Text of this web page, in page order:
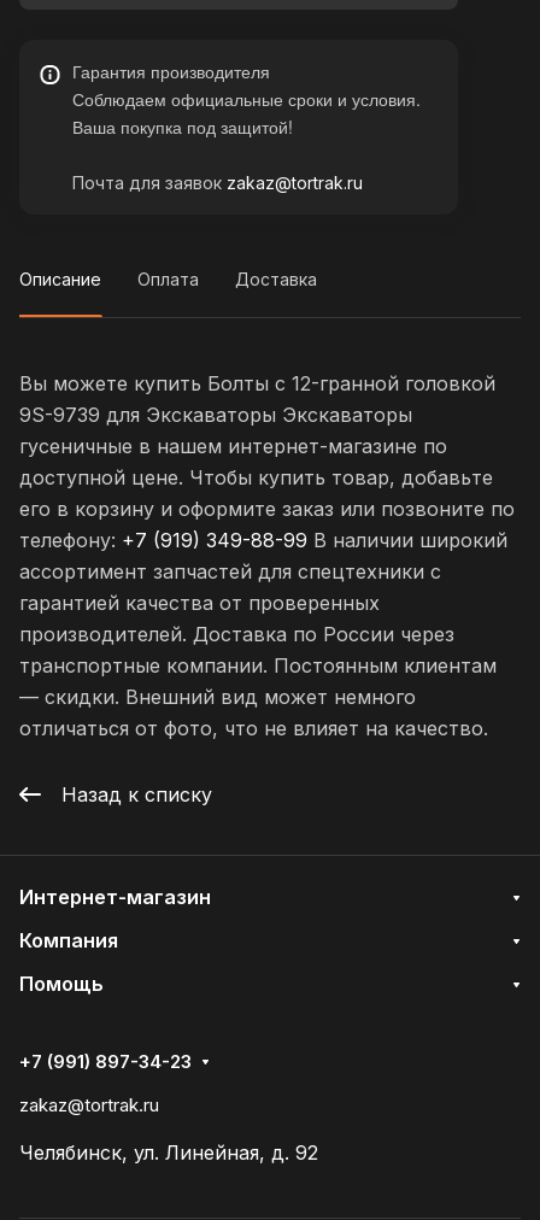
Гарантия производителя
Соблюдаем официальные сроки и условия.
Ваша покупка под защитой!
Почта для заявок zakaz@tortrak.ru
Описание Оплата Доставка
Вы можете купить Болты с 12-гранной головкой
9S-9739 для Экскаваторы Экскаваторы
гусеничные в нашем интернет-магазине по
доступной цене. Чтобы купить товар, добавьте
его в корзину и оформите заказ или позвоните по
телефону: +7 (919) 349-88-99 В наличии широкий
ассортимент запчастей для спецтехники с
гарантией качества от проверенных
производителей. Доставка по России через
транспортные компании. Постоянным клиентам
— скидки. Внешний вид может немного
отличаться от фото, что не влияет на качество.
Назад к списку
Интернет-магазин
Компания
Помощь
+7 (991) 897-34-23
zakaz@tortrak.ru
Челябинск, ул. Линейная, д. 92